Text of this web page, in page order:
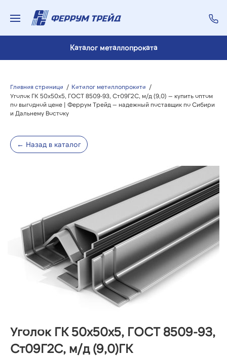
Каталог металлопроката
Главная страница / Каталог металлопроката /
Уголок ГК 50х50х5, ГОСТ 8509-93, Ст09Г2С, м/д (9,0) — купить оптом
по выгодной цене | Феррум Трейд — надежный поставщик по Сибири
и Дальнему Востоку
← Назад в каталог
Уголок ГК 50х50х5, ГОСТ 8509-93,
Ст09Г2С, м/д (9,0)ГК